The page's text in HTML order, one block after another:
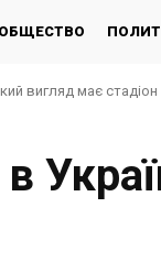
ОБЩЕСТВО
вигляд має